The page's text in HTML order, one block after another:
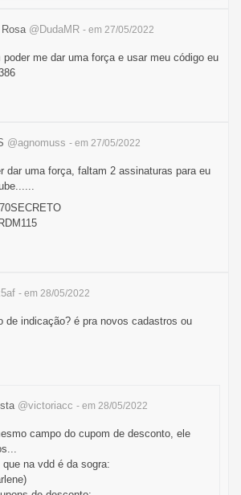
@DudaMR - em 27/05/2022
poder me dar uma força e usar meu código eu
@agnomuss - em 27/05/2022
dar uma força, faltam 2 assinaturas para eu
- em 28/05/2022
de indicação? é pra novos cadastros ou
@victoriacc - em 28/05/2022
campo do cupom de desconto, ele
na vdd é da sogra: